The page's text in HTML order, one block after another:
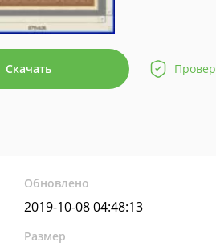
Скачать
Обновлено
2019-10-08 04:48:13
Размер